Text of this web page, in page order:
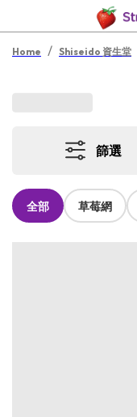
Home / Shiseido 資生堂
篩選
全部 草莓網